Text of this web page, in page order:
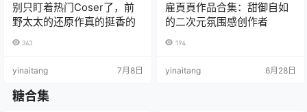
别只盯着热门Coser了，前
野太太的还原作真的挺香的
363
yinaitang 7月8日
雇頁頁作品合集：甜御自如
的二次元氛围感创作者
194
yinaitang 6月28日
糖合集